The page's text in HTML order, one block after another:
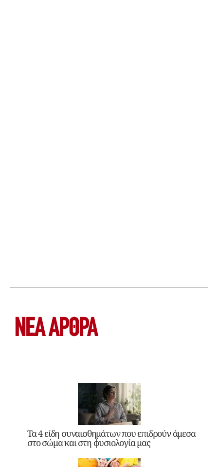
ΝΕΑ ΆΡΘΡΑ
Τα 4 είδη συναισθημάτων που επιδρούν άμεσα
στο σώμα και στη φυσιολογία μας